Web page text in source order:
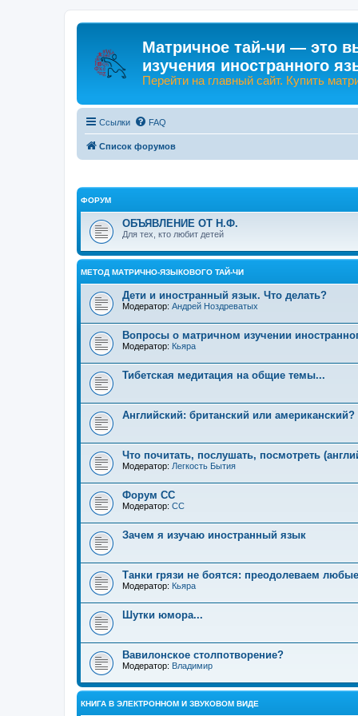
Матричное тай-чи — это
изучения иностранного
Перейти на главный сайт. Купить
Ссылки FAQ
Список форумов
ФОРУМ
ОБЪЯВЛЕНИЕ ОТ Н.Ф.
Для тех, кто любит детей
МЕТОД МАТРИЧНО-ЯЗЫКОВОГО ТАЙ-ЧИ
Дети и иностранный язык. Что делать?
Модератор: Андрей Ноздреватых
Вопросы о матричном изучении
Модератор: Кьяра
Тибетская медитация на общие темы...
Английский: британский или американский?
Что почитать, послушать, посмотреть
Модератор: Легкость Бытия
Форум СС
Модератор: CC
Зачем я изучаю иностранный язык
Танки грязи не боятся: преодолеваем
Модератор: Кьяра
Шутки юмора...
Вавилонское столпотворение?
Модератор: Владимир
КНИГА В ЭЛЕКТРОННОМ И ЗВУКОВОМ ВИДЕ